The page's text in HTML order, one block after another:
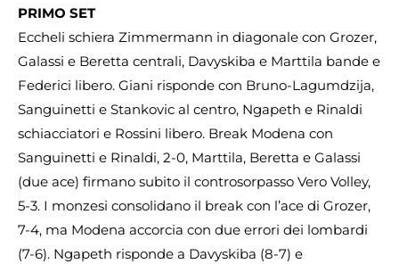
PRIMO SET
Eccheli schiera Zimmermann in diagonale con Grozer,
Galassi e Beretta centrali, Davyskiba e Marttila bande e
Federici libero. Giani risponde con Bruno-Lagumdzija,
Sanguinetti e Stankovic al centro, Ngapeth e Rinaldi
schiacciatori e Rossini libero. Break Modena con
Sanguinetti e Rinaldi, 2-0, Marttila, Beretta e Galassi
(due ace) firmano subito il controsorpasso Vero Volley,
5-3. I monzesi consolidano il break con l’ace di Grozer,
7-4, ma Modena accorcia con due errori dei lombardi
(7-6). Ngapeth risponde a Davyskiba (8-7) e